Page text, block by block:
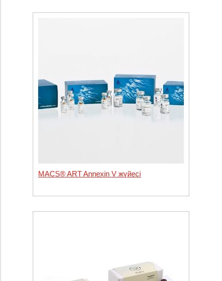
MACS® ART Annexin V жүйесі